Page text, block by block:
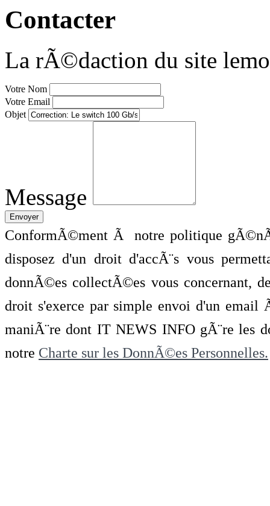
Contacter
La rÃ©daction du site
Votre Nom
Votre Email
Objet
Message
ConformÃ©ment Ã notre politique
disposez d'un droit d'accÃ¨s vous
donnÃ©es collectÃ©es vous concernant,
droit s'exerce par simple envoi d'un
maniÃ¨re dont IT NEWS INFO gÃ¨re les
notre Charte sur les DonnÃ©es Personnelles.